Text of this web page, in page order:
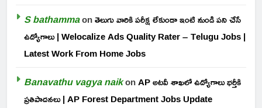
S bathammaonతెలుగు వారికి పరీక్ష లేకుండా ఇంటి నుండి పని చేసే
ఉద్యోగాలు | Welocalize Ads Quality Rater – Telugu Jobs |
Latest Work From Home Jobs
Banavathu vagya naikonAP అటవీ శాఖలో ఉద్యోగాలు భర్తీకి
ప్రతిపాదనలు | AP Forest Department Jobs Update